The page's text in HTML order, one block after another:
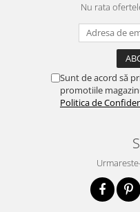
Nu rata
Sunt de acord să
promotiile
Politica de